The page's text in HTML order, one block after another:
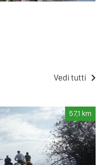
Vedi tutti
57,1 km